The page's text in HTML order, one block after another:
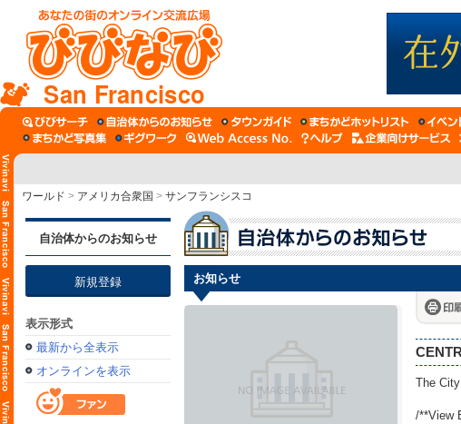
San Francisco
ワールド > アメリカ合衆国 > サンフランシスコ
自治体からのお知らせ
新規登録
表示形式
最新から全表示
オンラインを表示
お知らせ
The
/**View